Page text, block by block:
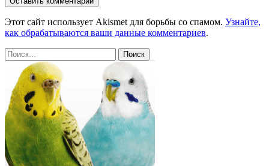
Этот сайт использует Akismet для борьбы со спамом. Узнайте,
как обрабатываются ваши данные комментариев.